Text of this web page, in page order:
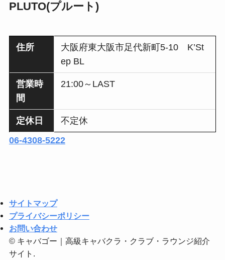
PLUTO(プルート)
住所
大阪府東大阪市足代新町5-10 K’St
ep BL
営業時
間
21:00～LAST
定休日
不定休
06-4308-5222
サイトマップ
プライバシーポリシー
お問い合わせ
©キャバゴー｜高級キャバクラ・クラブ・ラウンジ紹介
サイト.